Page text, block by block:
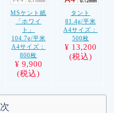
MSケント紙
「ホワイ
ト」
104.7g/平米
A4サイズ：
800枚
¥ 9,900
(税込)
タント
81.4g/平米
A4サイズ：
500枚
¥ 13,200
(税込)